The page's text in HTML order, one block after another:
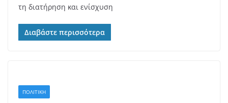
τη διατήρηση και ενίσχυση
Διαβάστε περισσότερα
ΠΟΛΙΤΙΚΗ